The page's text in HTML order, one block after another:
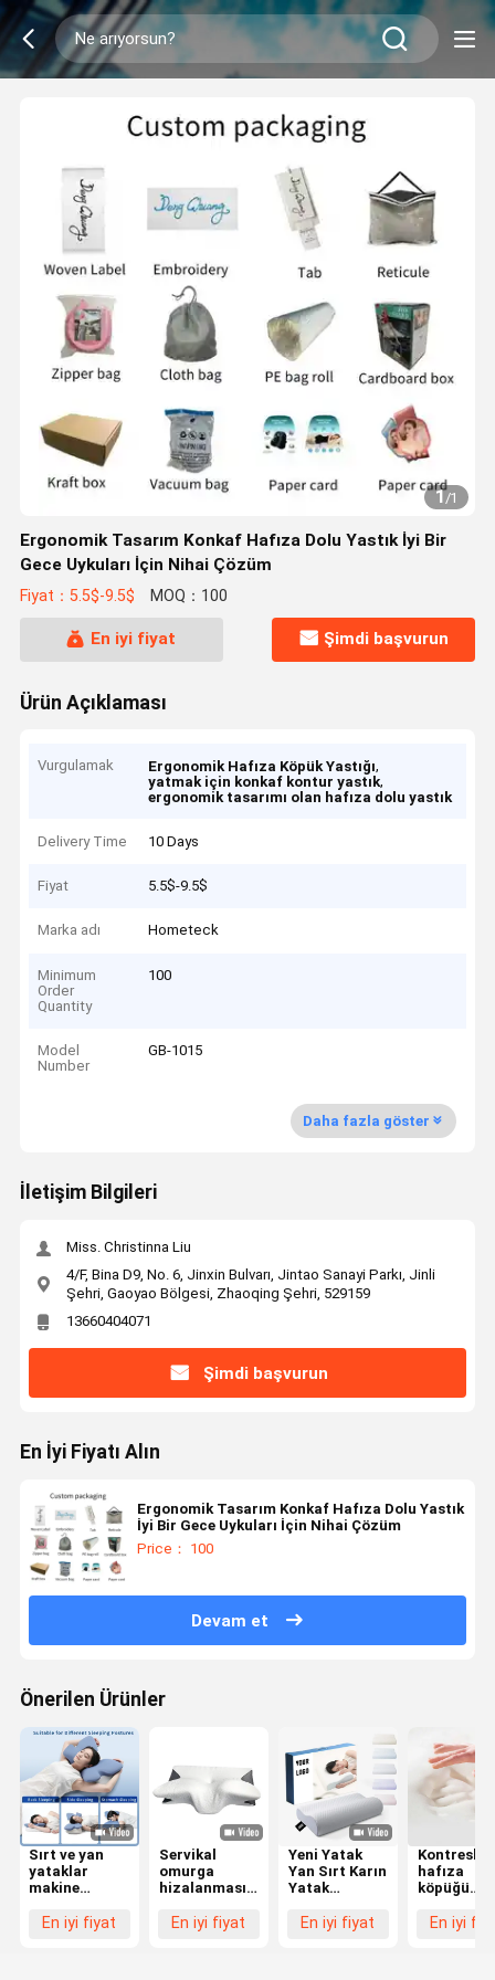
1/1
Ergonomik Tasarım Konkaf Hafıza Dolu Yastık İyi Bir
Gece Uykuları İçin Nihai Çözüm
Fiyat：5.5$-9.5$ MOQ：100
En iyi fiyat Şimdi başvurun
Ürün Açıklaması
Vurgulamak Ergonomik Hafıza Köpük Yastığı,
yatmak için konkaf kontur yastık,
ergonomik tasarımı olan hafıza dolu yastık
Delivery Time 10 Days
Fiyat 5.5$-9.5$
Marka adı Hometeck
Minimum
Order
Quantity
100
Model
Number
GB-1015
Daha fazla göster
İletişim Bilgileri
Miss. Christinna Liu
4/F, Bina D9, No. 6, Jinxin Bulvarı, Jintao Sanayi Parkı, Jinli
Şehri, Gaoyao Bölgesi, Zhaoqing Şehri, 529159
13660404071
Şimdi başvurun
En İyi Fiyatı Alın
Ergonomik Tasarım Konkaf Hafıza Dolu Yastık
İyi Bir Gece Uykuları İçin Nihai Çözüm
Price： 100
Devam et
Önerilen Ürünler
Sırt ve yan
yataklar
makine
polyester
En iyi fiyat
Servikal
omurga
hizalanması
yastık kontur
En iyi fiyat
Yeni Yatak
Yan Sırt Karın
Yatak
Yastık
En iyi fiyat
Kontresli
hafıza
köpüğü
üstü
En iyi